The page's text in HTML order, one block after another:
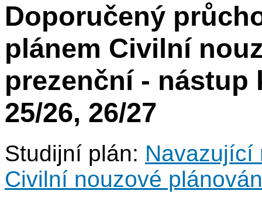
Doporučený
plánem Civilní
prezenční - nástup
25/26, 26/27
Studijní plán: Navazující
Civilní nouzové